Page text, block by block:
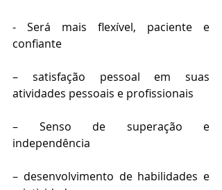
- Será mais flexível, paciente e
confiante
– satisfação pessoal em suas
atividades pessoais e profissionais
– Senso de superação e
independência
– desenvolvimento de habilidades e